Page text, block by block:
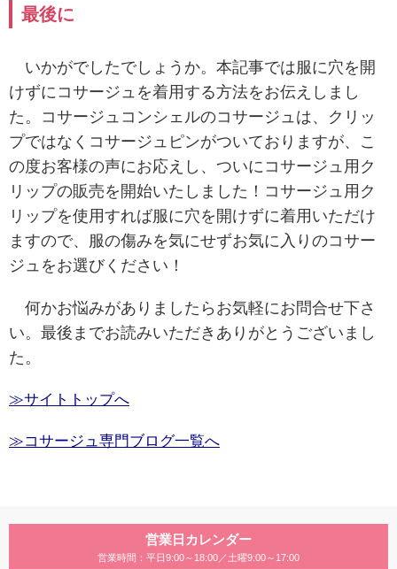
最後に
いかがでしたでしょうか。本記事では服に穴を開
けずにコサージュを着用する方法をお伝えしまし
た。コサージュコンシェルのコサージュは、クリッ
プではなくコサージュピンがついておりますが、こ
の度お客様の声にお応えし、ついにコサージュ用ク
リップの販売を開始いたしました！ コサージュ用ク
リップを使用すれば服に穴を開けずに着用いただけ
ますので、 服の傷みを気にせずお気に入りのコサー
ジュをお選びください！
何かお悩みがありましたらお気軽にお問合せ下さ
い。最後までお読みいただきありがとうございまし
た。
≫サイトトップへ
≫コサージュ専門ブログ一覧へ
営業日カレンダー
営業時間：平日9:00～18:00／土曜9:00～17:00